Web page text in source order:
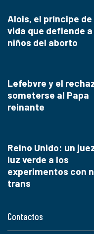
Contactos
Alois, el príncipe de
vida que defiende a
niños del aborto
Lefebvre y el
someterse al Papa
reinante
Reino Unido: un
luz verde a los
experimentos con
trans